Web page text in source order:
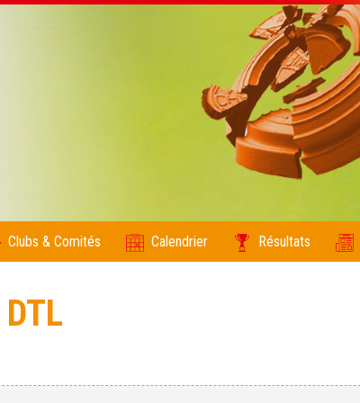
Clubs & Comités Calendrier Résultats